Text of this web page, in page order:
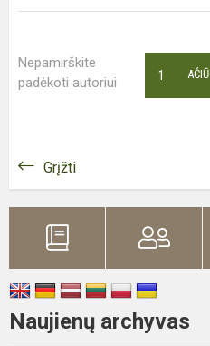
Nepamirškite
padėkoti autoriui
AČIŪ
1
Grįžti
Naujienų archyvas